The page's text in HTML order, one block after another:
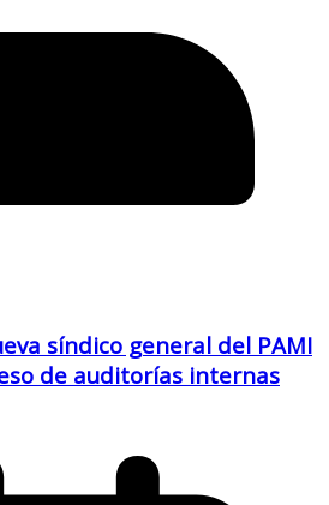
síndico general del PAMI
de auditorías internas